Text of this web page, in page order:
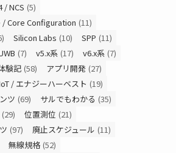
/ NCS (5)
Core Configuration (11)
Silicon Labs (10) SPP (11)
(7) v5.x系 (17) v6.x系 (7)
験記 (58) アプリ開発 (27)
/ エナジーハーベスト (19)
ツ (69) サルでもわかる (35)
(29) 位置測位 (21)
(97) 廃止スケジュール (11)
無線規格 (52)